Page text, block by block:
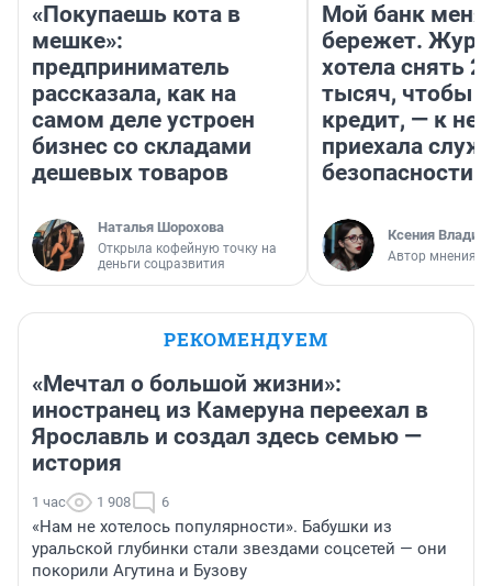
«Покупаешь кота в
мешке»:
предприниматель
рассказала, как на
самом деле устроен
бизнес со складами
дешевых товаров
Наталья Шорохова
Открыла кофейную точку на
деньги соцразвития
Мой банк меня
бережет.
хотела снять
тысяч, чтобы
кредит, — к
приехала
безопасности
Ксения
Автор мнения
РЕКОМЕНДУЕМ
«Мечтал о большой жизни»:
иностранец из Камеруна переехал в
Ярославль и создал здесь семью —
история
1 час 1 908 6
«Нам не хотелось популярности». Бабушки из
уральской глубинки стали звездами соцсетей — они
покорили Агутина и Бузову